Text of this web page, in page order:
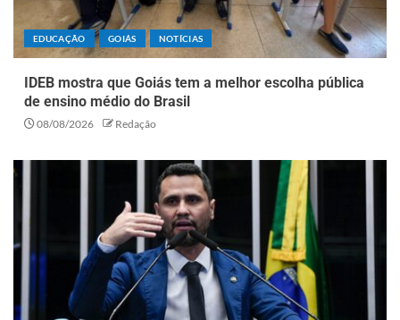
EDUCAÇÃO GOIÁS NOTÍCIAS
IDEB mostra que Goiás tem a melhor escolha pública
de ensino médio do Brasil
08/08/2026 Redação